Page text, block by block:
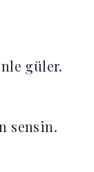
güler.
sensin.